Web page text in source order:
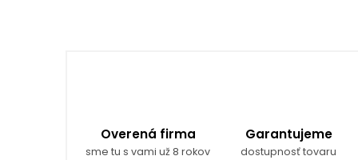
Overená firma
sme tu s vami už 8 rokov
Garantujeme
dostupnosť tovaru